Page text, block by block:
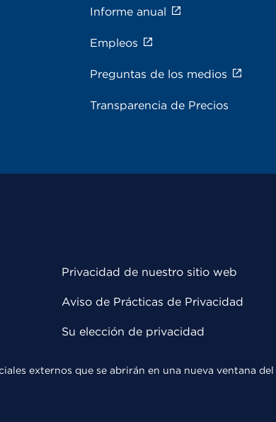
Informe anual
Empleos
Preguntas de los medios
Transparencia de Precios
Privacidad de nuestro sitio web
Aviso de Prácticas de Privacidad
Su elección de privacidad
externos que se abrirán en una nueva ventana